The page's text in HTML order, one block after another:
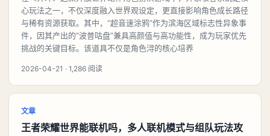
心玩法之一，不仅深度融入世界观设定，更直接影响角色成长路径
与稀有资源获取。其中，“超音速涂鸦”作为滨海区域标志性异象事
件，因其产出的“波普咕盘”兼具高颜值与高功能性，成为玩家优先
挑战的关键目标。该道具不仅是角色浔的核心培养
2026-04-21 · 1,286 阅读
文章
王者荣耀世界能联机吗，多人联机模式与组队玩法攻